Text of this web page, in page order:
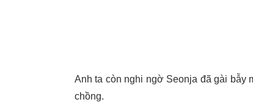
Anh ta còn nghi ngờ Seonja đã gài bẫy
chồng.